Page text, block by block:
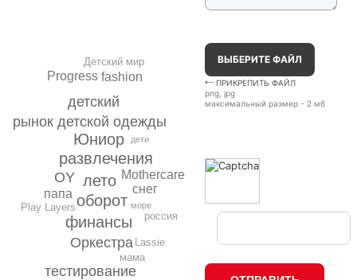
лето
оборот
развлечения
Юниор
финансы
рынок детской одежды
Оркестра
детский
тестирование
OY
папа
Mothercare
fashion
снег
Progress
Детский мир
мама
Play Layers
Lassie
россия
море
дети
ВЫБЕРИТЕ ФАЙЛ
ПРИКРЕПИТЬ ФАЙЛ
png, jpg
максимальный размер - 2 мб